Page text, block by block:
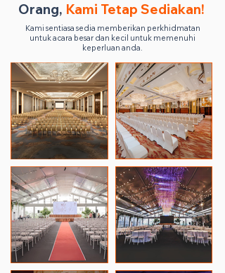
Orang, Kami Tetap Sediakan!
Kami sentiasa sedia memberikan perkhidmatan
untuk acara besar dan kecil untuk memenuhi
keperluan anda.